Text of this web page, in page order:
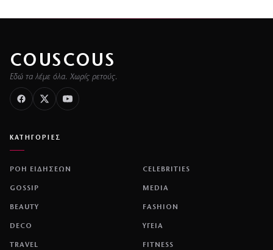
COUSCOUS
Εδώ τα λέμε όλα. Χωρίς ρετούς.
ΚΑΤΗΓΟΡΙΕΣ
ΡΟΗ ΕΙΔΗΣΕΩΝ CELEBRITIES
GOSSIP MEDIA
BEAUTY FASHION
DECO ΥΓΕΙΑ
TRAVEL FITNESS